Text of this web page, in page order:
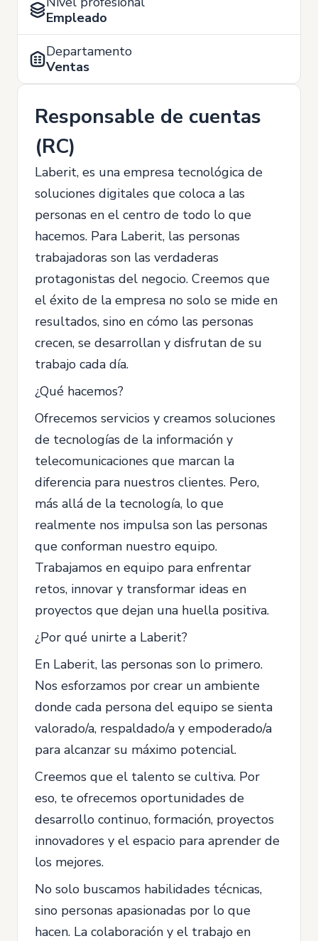
Empleado
Departamento
Ventas
Responsable de cuentas
(RC)
Laberit, es una empresa tecnológica de
soluciones digitales que coloca a las
personas en el centro de todo lo que
hacemos. Para Laberit, las personas
trabajadoras son las verdaderas
protagonistas del negocio. Creemos que
el éxito de la empresa no solo se mide en
resultados, sino en cómo las personas
crecen, se desarrollan y disfrutan de su
trabajo cada día.
¿Qué hacemos?
Ofrecemos servicios y creamos soluciones
de tecnologías de la información y
telecomunicaciones que marcan la
diferencia para nuestros clientes. Pero,
más allá de la tecnología, lo que
realmente nos impulsa son las personas
que conforman nuestro equipo.
Trabajamos en equipo para enfrentar
retos, innovar y transformar ideas en
proyectos que dejan una huella positiva.
¿Por qué unirte a Laberit?
En Laberit, las personas son lo primero.
Nos esforzamos por crear un ambiente
donde cada persona del equipo se sienta
valorado/a, respaldado/a y empoderado/a
para alcanzar su máximo potencial.
Creemos que el talento se cultiva. Por
eso, te ofrecemos oportunidades de
desarrollo continuo, formación, proyectos
innovadores y el espacio para aprender de
los mejores.
No solo buscamos habilidades técnicas,
sino personas apasionadas por lo que
hacen. La colaboración y el trabajo en